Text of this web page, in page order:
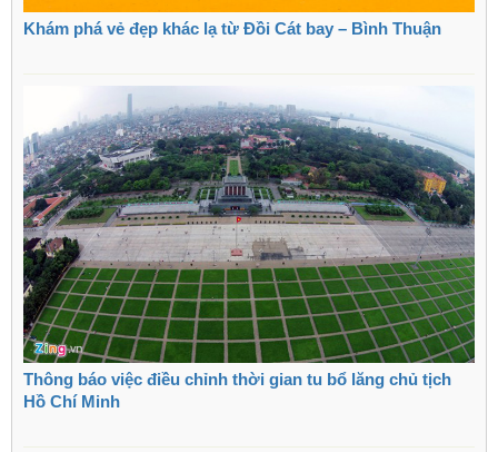
Khám phá vẻ đẹp khác lạ từ Đồi Cát bay – Bình Thuận
Thông báo việc điều chỉnh thời gian tu bổ lăng chủ tịch
Hồ Chí Minh